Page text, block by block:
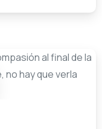
-